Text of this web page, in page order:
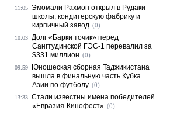
11:05 Эмомали Рахмон открыл в Рудаки
школы, кондитерскую фабрику и
кирпичный завод (0)
10:03 Долг «Барки точик» перед
Сангтудинской ГЭС-1 перевалил за
$331 миллион (0)
09:59
Юношеская сборная Таджикистана
вышла в финальную часть Кубка
Азии по футболу (0)
13:33 Стали известны имена победителей
«Евразия-Кинофест» (0)